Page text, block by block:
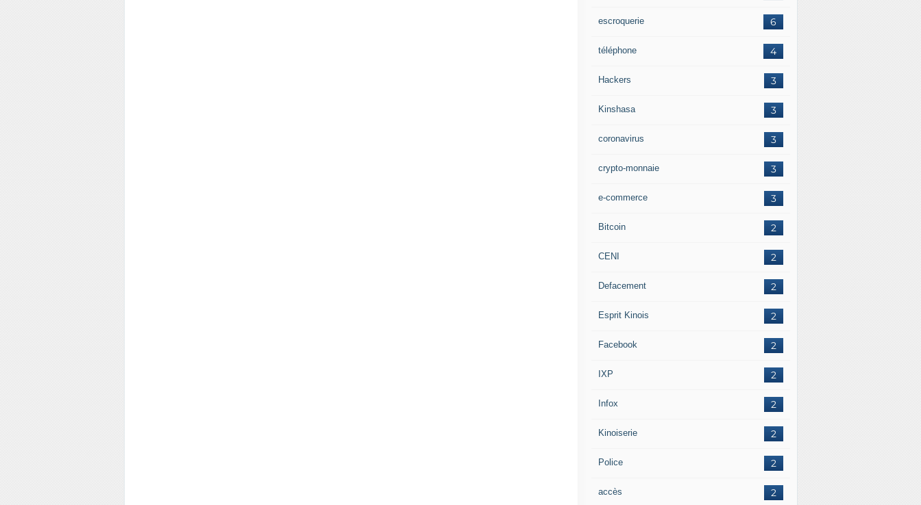
6
escroquerie
4
téléphone
3
Hackers
3
Kinshasa
3
coronavirus
3
crypto-monnaie
3
e-commerce
2
Bitcoin
2
CENI
2
Defacement
2
Esprit Kinois
2
Facebook
2
IXP
2
Infox
2
Kinoiserie
2
Police
2
accès